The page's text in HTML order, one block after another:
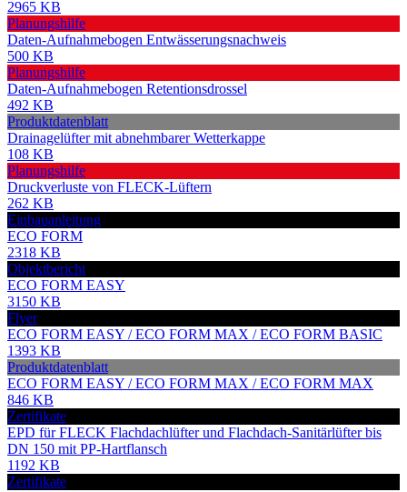
2965 KB
Planungshilfe
Daten-Aufnahmebogen Entwässerungsnachweis
500 KB
Planungshilfe
Daten-Aufnahmebogen Retentionsdrossel
492 KB
Produktdatenblatt
Drainagelüfter mit abnehmbarer Wetterkappe
108 KB
Planungshilfe
Druckverluste von FLECK-Lüftern
262 KB
Einbauanleitung
ECO FORM
2318 KB
Objektbericht
ECO FORM EASY
3150 KB
Flyer
ECO FORM EASY / ECO FORM MAX / ECO FORM BASIC
1393 KB
Produktdatenblatt
ECO FORM EASY / ECO FORM MAX / ECO FORM MAX
846 KB
Zertifikate
EPD für FLECK Flachdachlüfter und Flachdach-Sanitärlüfter bis
DN 150 mit PP-Hartflansch
1192 KB
Zertifikate